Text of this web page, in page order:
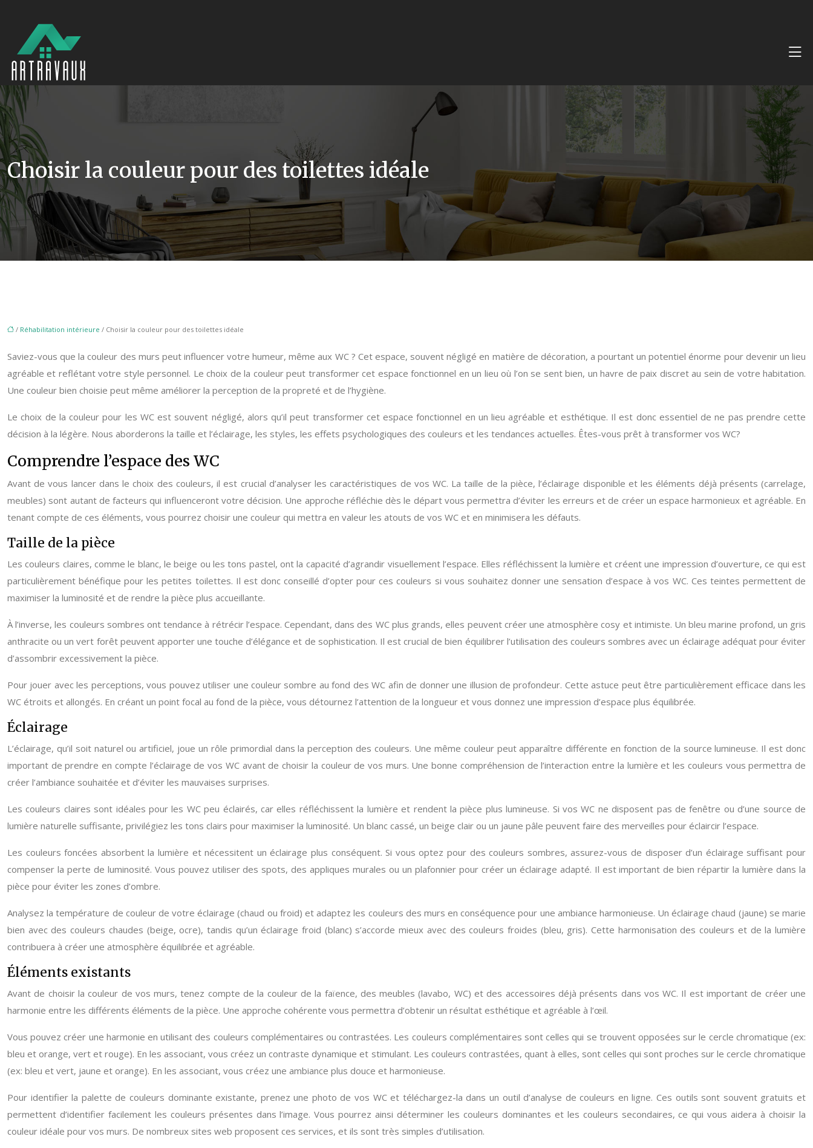
Choisir la couleur pour des toilettes idéale
/ Réhabilitation intérieure / Choisir la couleur pour des toilettes idéale
Saviez-vous que la couleur des murs peut influencer votre humeur, même aux WC ? Cet espace, souvent négligé en matière de décoration, a pourtant un potentiel énorme pour devenir un lieu
agréable et reflétant votre style personnel. Le choix de la couleur peut transformer cet espace fonctionnel en un lieu où l’on se sent bien, un havre de paix discret au sein de votre habitation.
Une couleur bien choisie peut même améliorer la perception de la propreté et de l’hygiène.
Le choix de la couleur pour les WC est souvent négligé, alors qu’il peut transformer cet espace fonctionnel en un lieu agréable et esthétique. Il est donc essentiel de ne pas prendre cette
décision à la légère. Nous aborderons la taille et l’éclairage, les styles, les effets psychologiques des couleurs et les tendances actuelles. Êtes-vous prêt à transformer vos WC?
Comprendre l’espace des WC
Avant de vous lancer dans le choix des couleurs, il est crucial d’analyser les caractéristiques de vos WC. La taille de la pièce, l’éclairage disponible et les éléments déjà présents (carrelage,
meubles) sont autant de facteurs qui influenceront votre décision. Une approche réfléchie dès le départ vous permettra d’éviter les erreurs et de créer un espace harmonieux et agréable. En
tenant compte de ces éléments, vous pourrez choisir une couleur qui mettra en valeur les atouts de vos WC et en minimisera les défauts.
Taille de la pièce
Les couleurs claires, comme le blanc, le beige ou les tons pastel, ont la capacité d’agrandir visuellement l’espace. Elles réfléchissent la lumière et créent une impression d’ouverture, ce qui est
particulièrement bénéfique pour les petites toilettes. Il est donc conseillé d’opter pour ces couleurs si vous souhaitez donner une sensation d’espace à vos WC. Ces teintes permettent de
maximiser la luminosité et de rendre la pièce plus accueillante.
À l’inverse, les couleurs sombres ont tendance à rétrécir l’espace. Cependant, dans des WC plus grands, elles peuvent créer une atmosphère cosy et intimiste. Un bleu marine profond, un gris
anthracite ou un vert forêt peuvent apporter une touche d’élégance et de sophistication. Il est crucial de bien équilibrer l’utilisation des couleurs sombres avec un éclairage adéquat pour éviter
d’assombrir excessivement la pièce.
Pour jouer avec les perceptions, vous pouvez utiliser une couleur sombre au fond des WC afin de donner une illusion de profondeur. Cette astuce peut être particulièrement efficace dans les
WC étroits et allongés. En créant un point focal au fond de la pièce, vous détournez l’attention de la longueur et vous donnez une impression d’espace plus équilibrée.
Éclairage
L’éclairage, qu’il soit naturel ou artificiel, joue un rôle primordial dans la perception des couleurs. Une même couleur peut apparaître différente en fonction de la source lumineuse. Il est donc
important de prendre en compte l’éclairage de vos WC avant de choisir la couleur de vos murs. Une bonne compréhension de l’interaction entre la lumière et les couleurs vous permettra de
créer l’ambiance souhaitée et d’éviter les mauvaises surprises.
Les couleurs claires sont idéales pour les WC peu éclairés, car elles réfléchissent la lumière et rendent la pièce plus lumineuse. Si vos WC ne disposent pas de fenêtre ou d’une source de
lumière naturelle suffisante, privilégiez les tons clairs pour maximiser la luminosité. Un blanc cassé, un beige clair ou un jaune pâle peuvent faire des merveilles pour éclaircir l’espace.
Les couleurs foncées absorbent la lumière et nécessitent un éclairage plus conséquent. Si vous optez pour des couleurs sombres, assurez-vous de disposer d’un éclairage suffisant pour
compenser la perte de luminosité. Vous pouvez utiliser des spots, des appliques murales ou un plafonnier pour créer un éclairage adapté. Il est important de bien répartir la lumière dans la
pièce pour éviter les zones d’ombre.
Analysez la température de couleur de votre éclairage (chaud ou froid) et adaptez les couleurs des murs en conséquence pour une ambiance harmonieuse. Un éclairage chaud (jaune) se marie
bien avec des couleurs chaudes (beige, ocre), tandis qu’un éclairage froid (blanc) s’accorde mieux avec des couleurs froides (bleu, gris). Cette harmonisation des couleurs et de la lumière
contribuera à créer une atmosphère équilibrée et agréable.
Éléments existants
Avant de choisir la couleur de vos murs, tenez compte de la couleur de la faïence, des meubles (lavabo, WC) et des accessoires déjà présents dans vos WC. Il est important de créer une
harmonie entre les différents éléments de la pièce. Une approche cohérente vous permettra d’obtenir un résultat esthétique et agréable à l’œil.
Vous pouvez créer une harmonie en utilisant des couleurs complémentaires ou contrastées. Les couleurs complémentaires sont celles qui se trouvent opposées sur le cercle chromatique (ex:
bleu et orange, vert et rouge). En les associant, vous créez un contraste dynamique et stimulant. Les couleurs contrastées, quant à elles, sont celles qui sont proches sur le cercle chromatique
(ex: bleu et vert, jaune et orange). En les associant, vous créez une ambiance plus douce et harmonieuse.
Pour identifier la palette de couleurs dominante existante, prenez une photo de vos WC et téléchargez-la dans un outil d’analyse de couleurs en ligne. Ces outils sont souvent gratuits et
permettent d’identifier facilement les couleurs présentes dans l’image. Vous pourrez ainsi déterminer les couleurs dominantes et les couleurs secondaires, ce qui vous aidera à choisir la
couleur idéale pour vos murs. De nombreux sites web proposent ces services, et ils sont très simples d’utilisation.